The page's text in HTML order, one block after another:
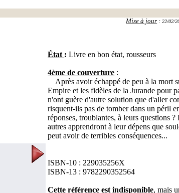
Mise à jour :22/02/
État : Livre en bon état, rousseurs
4ème de couverture :
Après avoir échappé de peu à la mort
Empire et les fidèles de la Jurande pour
n'ont guère d'autre solution que d'aller
risquent-ils pas de tomber dans un péril
réponses, troublantes, à leurs questions
autres apprendront à leur dépens que
peut avoir de terribles conséquences...
ISBN-10 : 229035256X
ISBN-13 : 9782290352564
Cette référence est indisponible, mais